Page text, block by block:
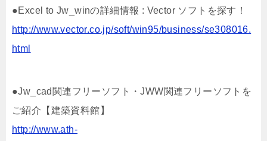
●Excel to Jw_winの詳細情報 : Vector ソフトを探す！
http://www.vector.co.jp/soft/win95/business/se308016.
html
●Jw_cad関連フリーソフト・JWW関連フリーソフトを
ご紹介【建築資料館】
http://www.ath-